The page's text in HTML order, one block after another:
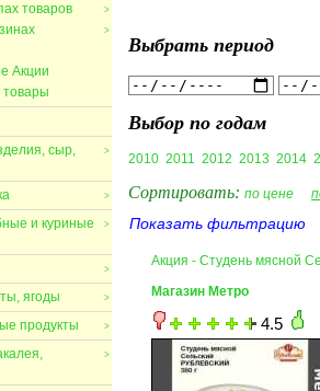
>
товаров
>
Акции
>
сыр,
>
>
и куриные
>
>
ягоды
>
продукты
>
Выбрать период
Выбор по годам
2010 2011 2012 2013 2014
Сортировать: по цене
Показать фильтрацию
Акция - Студень мясной
Магазин Метро
4.5